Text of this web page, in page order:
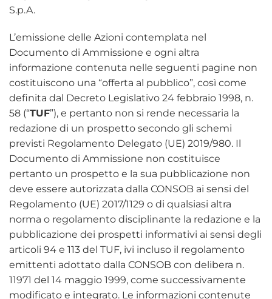
S.p.A.
L’emissione delle Azioni contemplata nel
Documento di Ammissione e ogni altra
informazione contenuta nelle seguenti pagine non
costituiscono una “offerta al pubblico”, così come
definita dal Decreto Legislativo 24 febbraio 1998, n.
58 (“TUF”), e pertanto non si rende necessaria la
redazione di un prospetto secondo gli schemi
previsti Regolamento Delegato (UE) 2019/980. Il
Documento di Ammissione non costituisce
pertanto un prospetto e la sua pubblicazione non
deve essere autorizzata dalla CONSOB ai sensi del
Regolamento (UE) 2017/1129 o di qualsiasi altra
norma o regolamento disciplinante la redazione e la
pubblicazione dei prospetti informativi ai sensi degli
articoli 94 e 113 del TUF, ivi incluso il regolamento
emittenti adottato dalla CONSOB con delibera n.
11971 del 14 maggio 1999, come successivamente
modificato e integrato. Le informazioni contenute